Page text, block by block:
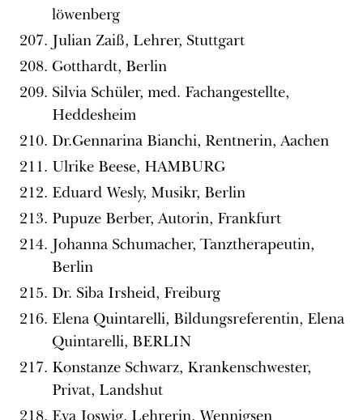
löwenberg
Julian Zaiß, Lehrer, Stuttgart
Gotthardt, Berlin
Silvia Schüler, med. Fachangestellte,
Heddesheim
Dr.Gennarina Bianchi, Rentnerin, Aachen
Ulrike Beese, HAMBURG
Eduard Wesly, Musikr, Berlin
Pupuze Berber, Autorin, Frankfurt
Johanna Schumacher, Tanztherapeutin,
Berlin
Dr. Siba Irsheid, Freiburg
Elena Quintarelli, Bildungsreferentin, Elena
Quintarelli, BERLIN
Konstanze Schwarz, Krankenschwester,
Privat, Landshut
Eva Joswig, Lehrerin, Wennigsen